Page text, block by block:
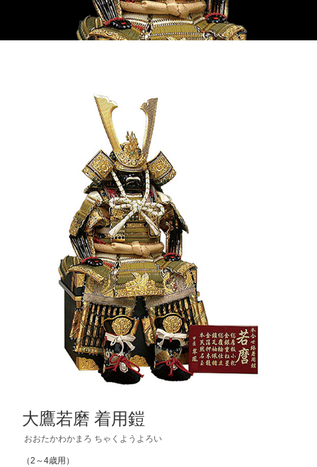
大鷹若磨 着用鎧
おおたかわかまろ ちゃくようよろい
（2～4歳用）